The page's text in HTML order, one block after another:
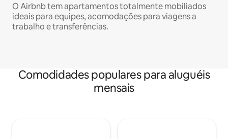
O Airbnb tem apartamentos totalmente mobiliados
ideais para equipes, acomodações para viagens a
trabalho e transferências.
Comodidades populares para aluguéis
mensais